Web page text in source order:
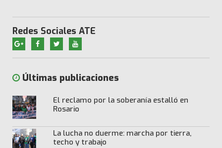
Redes Sociales ATE
Últimas publicaciones
El reclamo por la soberanía estalló en
Rosario
La lucha no duerme: marcha por tierra,
techo y trabajo